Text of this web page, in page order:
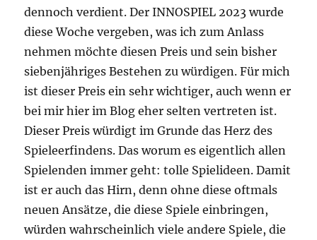
dennoch verdient. Der INNOSPIEL 2023 wurde
diese Woche vergeben, was ich zum Anlass
nehmen möchte diesen Preis und sein bisher
siebenjähriges Bestehen zu würdigen. Für mich
ist dieser Preis ein sehr wichtiger, auch wenn er
bei mir hier im Blog eher selten vertreten ist.
Dieser Preis würdigt im Grunde das Herz des
Spieleerfindens. Das worum es eigentlich allen
Spielenden immer geht: tolle Spielideen. Damit
ist er auch das Hirn, denn ohne diese oftmals
neuen Ansätze, die diese Spiele einbringen,
würden wahrscheinlich viele andere Spiele, die